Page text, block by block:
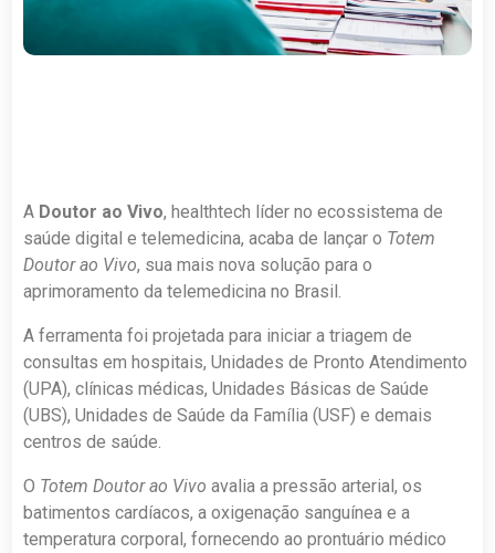
A Doutor ao Vivo, healthtech líder no ecossistema de
saúde digital e telemedicina, acaba de lançar o Totem
Doutor ao Vivo, sua mais nova solução para o
aprimoramento da telemedicina no Brasil.
A ferramenta foi projetada para iniciar a triagem de
consultas em hospitais, Unidades de Pronto Atendimento
(UPA), clínicas médicas, Unidades Básicas de Saúde
(UBS), Unidades de Saúde da Família (USF) e demais
centros de saúde.
O Totem Doutor ao Vivo avalia a pressão arterial, os
batimentos cardíacos, a oxigenação sanguínea e a
temperatura corporal, fornecendo ao prontuário médico